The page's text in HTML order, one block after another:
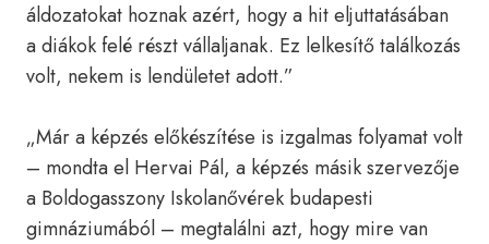
áldozatokat hoznak azért, hogy a hit eljuttatásában
a diákok felé részt vállaljanak. Ez lelkesítő találkozás
volt, nekem is lendületet adott.”
„Már a képzés előkészítése is izgalmas folyamat volt
– mondta el Hervai Pál, a képzés másik szervezője
a Boldogasszony Iskolanővérek budapesti
gimnáziumából – megtalálni azt, hogy mire van